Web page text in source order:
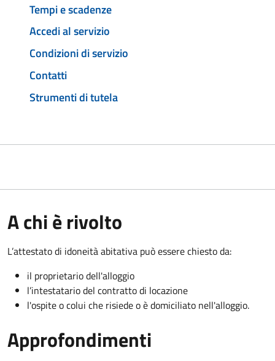
Tempi e scadenze
Accedi al servizio
Condizioni di servizio
Contatti
Strumenti di tutela
A chi è rivolto
L’attestato di idoneità abitativa può essere chiesto da:
il proprietario dell'alloggio
l’intestatario del contratto di locazione
l'ospite o colui che risiede o è domiciliato nell'alloggio.
Approfondimenti